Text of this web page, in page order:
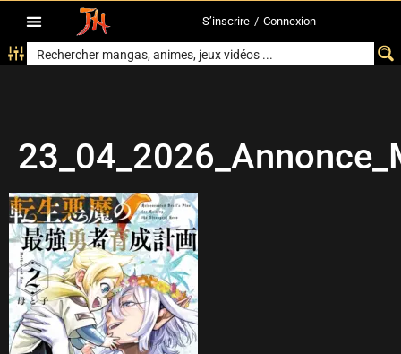
S’inscrire / Connexion